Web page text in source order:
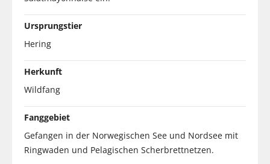
Ursprungstier
Hering
Herkunft
Wildfang
Fanggebiet
Gefangen in der Norwegischen See und Nordsee mit
Ringwaden und Pelagischen Scherbrettnetzen.